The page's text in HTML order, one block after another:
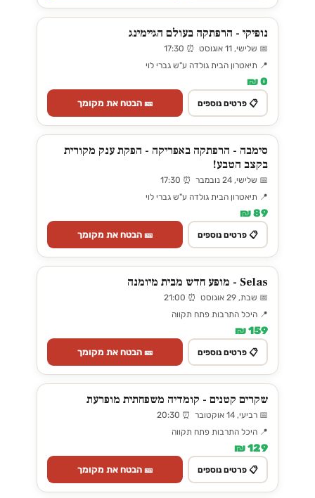
נופיקי - הרפתקה בעולם הגיימינג
📅 שלישי, 11 אוגוסט ⏰ 17:30
📍 תיאטרון הבית גולדה ע"ש גברי לוי
0 ₪
📋 פרטים נוספים 🎫 הבטח את מקומך
סימבה - הרפתקה באפריקה - הפקת ענק מקורית
בקצב הטבע!
📅 שלישי, 24 נובמבר ⏰ 17:30
📍 תיאטרון הבית גולדה ע"ש גברי לוי
89 ₪
📋 פרטים נוספים 🎫 הבטח את מקומך
Selas - מופע חדש מבית מיומנה
📅 שבת, 29 אוגוסט ⏰ 21:00
📍 היכל התרבות פתח תקווה
159 ₪
📋 פרטים נוספים 🎫 הבטח את מקומך
שקרים קטנים - קומדיה משפחתית מופרעת
📅 רביעי, 14 אוקטובר ⏰ 20:30
📍 היכל התרבות פתח תקווה
129 ₪
📋 פרטים נוספים 🎫 הבטח את מקומך